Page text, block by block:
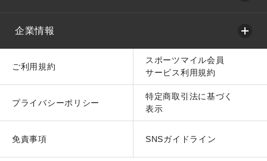
企業情報
ご利用規約
スポーツマイル会員
サービス利用規約
プライバシーポリシー
特定商取引法に基づく
表示
免責事項 SNSガイドライン